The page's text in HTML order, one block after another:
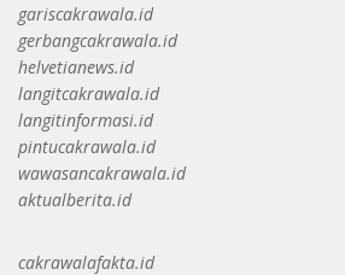
gariscakrawala.id
gerbangcakrawala.id
helvetianews.id
langitcakrawala.id
langitinformasi.id
pintucakrawala.id
wawasancakrawala.id
aktualberita.id
cakrawalafakta.id